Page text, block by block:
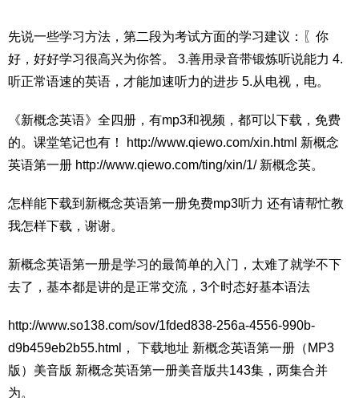
先说一些学习方法，第二段为考试方面的学习建议：〖你
好，好好学习很高兴为你答。 3.善用录音带锻炼听说能力 4.
听正常语速的英语，才能加速听力的进步 5.从电视，电。
《新概念英语》全四册，有mp3和视频，都可以下载，免费
的。课堂笔记也有！ http://www.qiewo.com/xin.html 新概念
英语第一册 http://www.qiewo.com/ting/xin/1/ 新概念英。
怎样能下载到新概念英语第一册免费mp3听力 还有请帮忙教
我怎样下载，谢谢。
新概念英语第一册是学习的最简单的入门，太难了就学不下
去了，基本都是讲的是正常交流，3个时态好基本语法
http://www.so138.com/sov/1fded838-256a-4556-990b-
d9b459eb2b55.html， 下载地址 新概念英语第一册（MP3
版）美音版 新概念英语第一册美音版共143集，两集合并
为。